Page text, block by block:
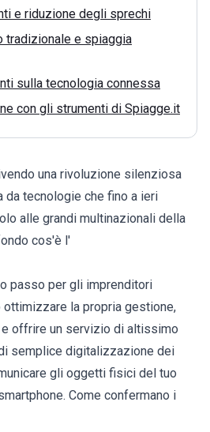
e riduzione degli sprechi
tradizionale e spiaggia
sulla tecnologia connessa
con gli strumenti di Spiagge.it
una rivoluzione silenziosa
da tecnologie che fino a ieri
alle grandi multinazionali della
cos'è l'
passo per gli imprenditori
ottimizzare la propria gestione,
offrire un servizio di altissimo
semplice digitalizzazione dei
gli oggetti fisici del tuo
Come confermano i